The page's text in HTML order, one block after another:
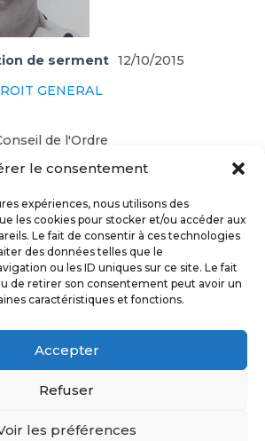
le consentement
expériences, nous utilisons des
les cookies pour stocker et/ou accéder aux
Le fait de consentir à ces technologies
des données telles que le
ou les ID uniques sur ce site. Le fait
de retirer son consentement peut avoir un
caractéristiques et fonctions.
Accepter
Refuser
les préférences
de serment 12/10/2015
GENERAL
de l'Ordre
Gervais - Mattar - Cassignol
Hugo
CEDEX
63 04 18 04